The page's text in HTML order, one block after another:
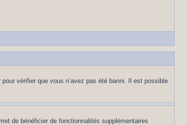
vérifier que vous n’avez pas été banni. Il est possible
de bénéficier de fonctionnalités supplémentaires